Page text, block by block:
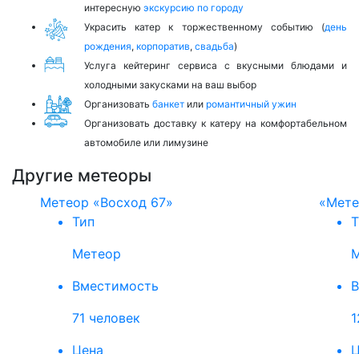
интересную экскурсию по городу
Украсить катер к торжественному событию (день
рождения, корпоратив, свадьба)
Услуга кейтеринг сервиса с вкусными блюдами и
холодными закусками на ваш выбор
Организовать банкет или романтичный ужин
Организовать доставку к катеру на комфортабельном
автомобиле или лимузине
Другие метеоры
Метеор «Восход 67»
Тип
Метеор
Вместимость
71 человек
Цена